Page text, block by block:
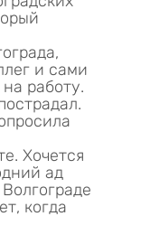
и сами
работу.
Хочется
ад
когда